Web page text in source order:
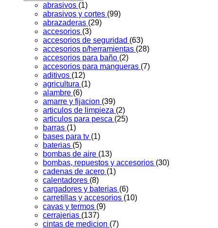
abrasivos (1)
abrasivos y cortes (99)
abrazaderas (29)
accesorios (3)
accesorios de seguridad (63)
accesorios p/herramientas (28)
accesorios para baño (2)
accesorios para mangueras (7)
aditivos (12)
agricultura (1)
alambre (6)
amarre y fijacion (39)
articulos de limpieza (2)
articulos para pesca (25)
barras (1)
bases para tv (1)
baterias (5)
bombas de aire (13)
bombas, repuestos y accesorios (30)
cadenas de acero (1)
calentadores (8)
cargadores y baterias (6)
carretillas y accesorios (10)
cavas y termos (9)
cerrajerias (137)
cintas de medicion (7)